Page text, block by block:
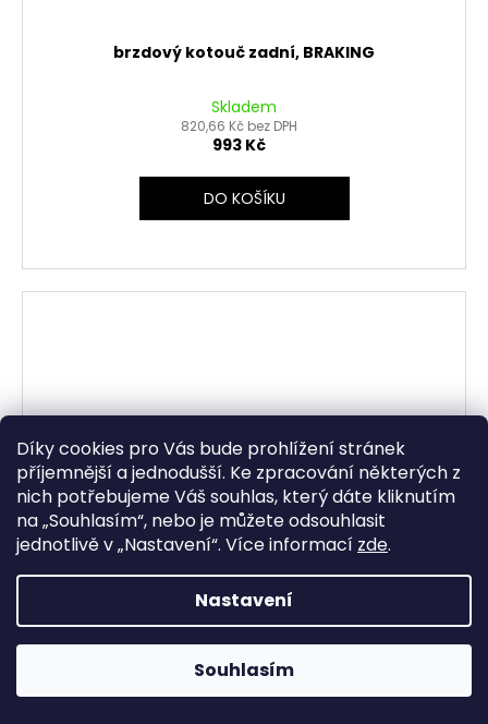
Díky cookies pro Vás bude prohlížení stránek
příjemnější a jednodušší. Ke zpracování některých z
nich potřebujeme Váš souhlas, který dáte kliknutím
na „Souhlasím“, nebo je můžete odsouhlasit
jednotlivě v „Nastavení“. Více informací zde.
Nastavení
Souhlasím
brzdový kotouč zadní, BRAKING
Skladem
820,66 Kč bez DPH
993 Kč
DO KOŠÍKU